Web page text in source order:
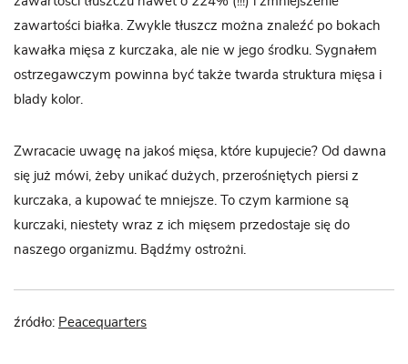
zawartości białka. Zwykle tłuszcz można znaleźć po bokach
kawałka mięsa z kurczaka, ale nie w jego środku. Sygnałem
ostrzegawczym powinna być także twarda struktura mięsa i
blady kolor.
Zwracacie uwagę na jakoś mięsa, które kupujecie? Od dawna
się już mówi, żeby unikać dużych, przerośniętych piersi z
kurczaka, a kupować te mniejsze. To czym karmione są
kurczaki, niestety wraz z ich mięsem przedostaje się do
naszego organizmu. Bądźmy ostrożni.
źródło: Peacequarters